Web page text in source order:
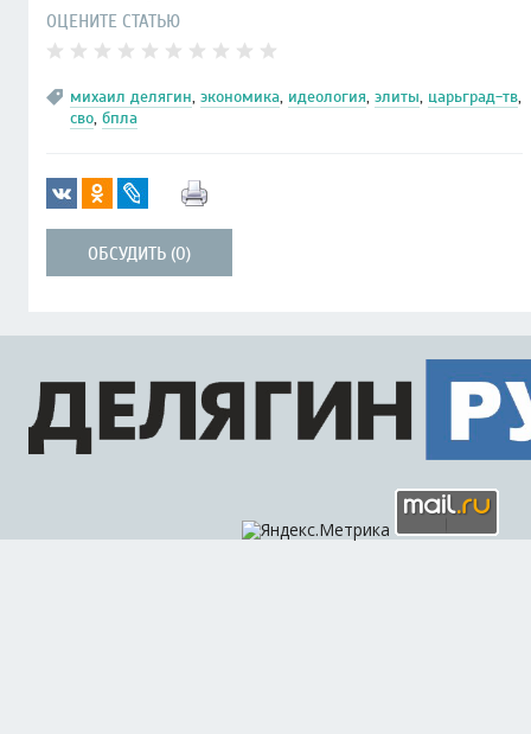
ОЦЕНИТЕ СТАТЬЮ
михаил делягин, экономика, идеология, элиты, царьград-тв,
сво, бпла
ОБСУДИТЬ (0)